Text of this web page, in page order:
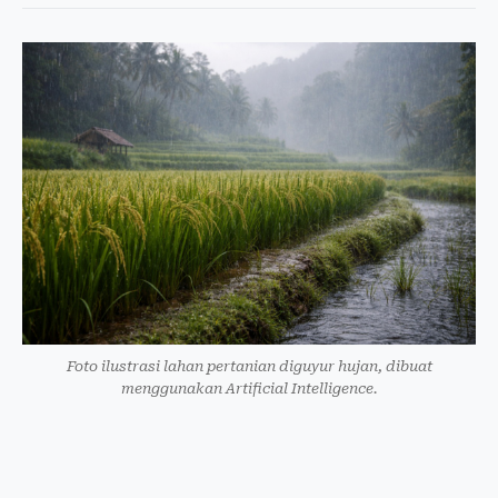
Foto ilustrasi lahan pertanian diguyur hujan, dibuat
menggunakan Artificial Intelligence.